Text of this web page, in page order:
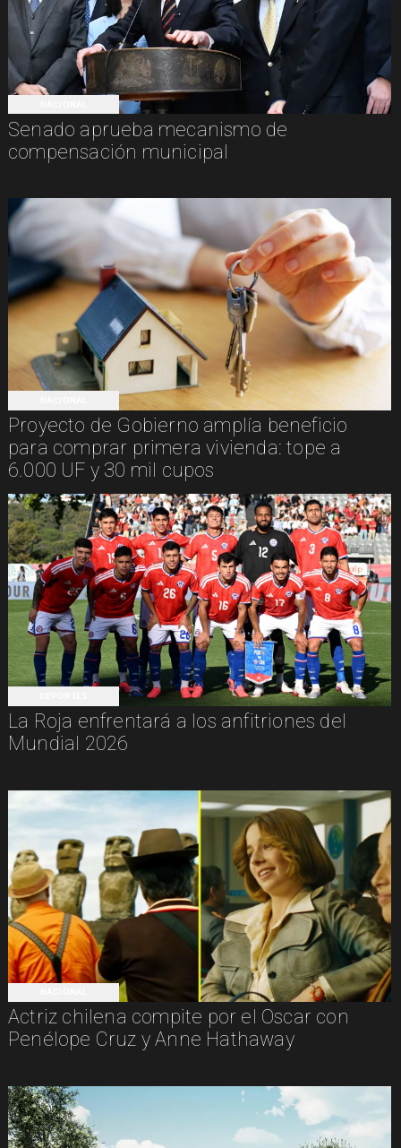
Senado aprueba mecanismo de
compensación municipal
Proyecto de Gobierno amplía beneficio
para comprar primera vivienda: tope a
6.000 UF y 30 mil cupos
La Roja enfrentará a los anfitriones del
Mundial 2026
Actriz chilena compite por el Oscar con
Penélope Cruz y Anne Hathaway